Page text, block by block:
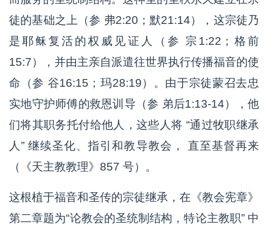
徒的基础之上（参 弗2:20；默21:14），这宗徒乃
是耶稣复活的权威见证人（参 宗1:22；格前
15:7），并由主亲自派遣往世界执行传播福音的使
命（参 谷16:15；玛28:19）。由于宗徒蒙召去忠
实地守护师傅的救恩训导（参 弟后1:13-14），他
们将其职务托付给他人，这些人将 “通过牧职继承
人” 继续圣化、指引和教导教会， 直至基督再来
（《天主教教理》857 号）。
这根植于福音和圣传的宗徒继承，在《教会宪章》
第二章题为“论教会的圣统制结构，特论主教职” 中